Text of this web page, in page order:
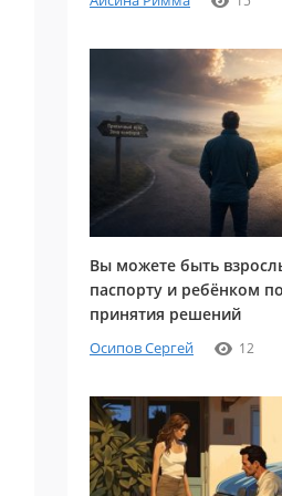
Вы можете быть
паспорту и ребёнком
принятия решений
Осипов Сергей 12